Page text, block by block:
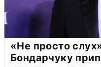
«Не просто
Бондарчуку